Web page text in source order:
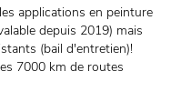
applications en peinture
depuis 2019) mais
(bail d'entretien)!
7000 km de routes